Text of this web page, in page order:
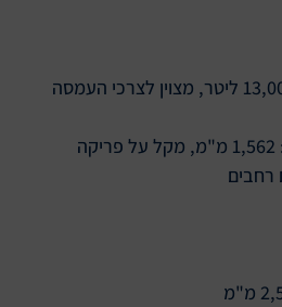
: 13,000 ליטר, מצוין לצרכי העמסה
: 1,562 מ"מ, מקל על פריקה
רחבים